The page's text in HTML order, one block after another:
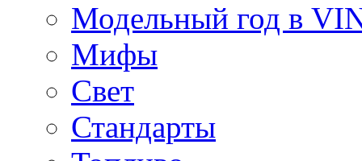
Модельный год в
Мифы
Свет
Стандарты